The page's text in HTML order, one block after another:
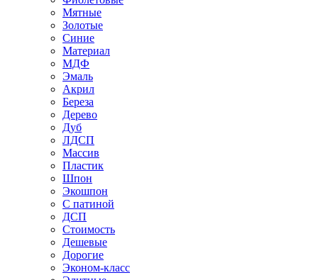
Мятные
Золотые
Синие
Материал
МДФ
Эмаль
Акрил
Береза
Дерево
Дуб
ЛДСП
Массив
Пластик
Шпон
Экошпон
С патиной
ДСП
Стоимость
Дешевые
Дорогие
Эконом-класс